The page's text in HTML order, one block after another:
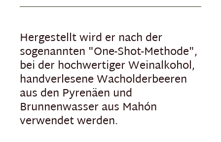
Hergestellt wird er nach der
sogenannten "One-Shot-Methode",
bei der hochwertiger Weinalkohol,
handverlesene Wacholderbeeren
aus den Pyrenäen und
Brunnenwasser aus Mahón
verwendet werden.